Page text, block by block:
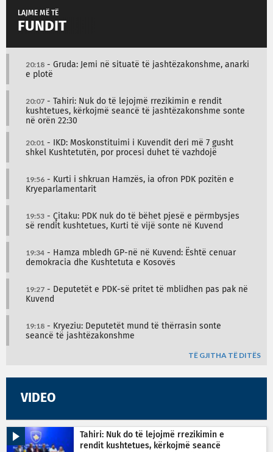
LAJME MË TË
FUNDIT
20:18 - Gruda: Jemi në situatë të jashtëzakonshme, anarki
e plotë
20:07 - Tahiri: Nuk do të lejojmë rrezikimin e rendit
kushtetues, kërkojmë seancë të jashtëzakonshme sonte
në orën 22:30
20:01 - IKD: Moskonstituimi i Kuvendit deri më 7 gusht
shkel Kushtetutën, por procesi duhet të vazhdojë
19:56 - Kurti i shkruan Hamzës, ia ofron PDK pozitën e
Kryeparlamentarit
19:53 - Çitaku: PDK nuk do të bëhet pjesë e përmbysjes
së rendit kushtetues, Kurti të vijë sonte në Kuvend
19:34 - Hamza mbledh GP-në në Kuvend: Është cenuar
demokracia dhe Kushtetuta e Kosovës
19:27 - Deputetët e PDK-së pritet të mblidhen pas pak në
Kuvend
19:18 - Kryeziu: Deputetët mund të thërrasin sonte
seancë të jashtëzakonshme
TË GJITHA TË DITËS
VIDEO
Tahiri: Nuk do të lejojmë rrezikimin e
rendit kushtetues, kërkojmë seancë